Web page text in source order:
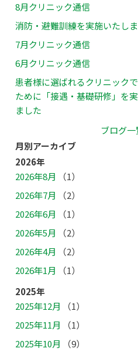
8月クリニック通信
消防・避難訓練を実施いたし
7月クリニック通信
6月クリニック通信
患者様に選ばれるクリニック
ために「接遇・基礎研修」を
ました
ブログ一
月別アーカイブ
2026年
2026年8月
（1）
2026年7月
（2）
2026年6月
（1）
2026年5月
（2）
2026年4月
（2）
2026年1月
（1）
2025年
2025年12月
（1）
2025年11月
（1）
2025年10月
（9）